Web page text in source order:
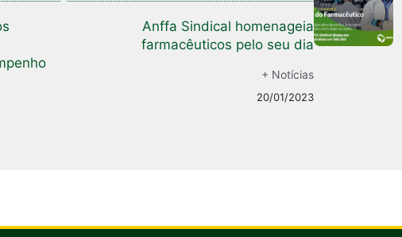
Anffa Sindical homenageia
farmacêuticos pelo seu dia
+ Notícias
20/01/2023